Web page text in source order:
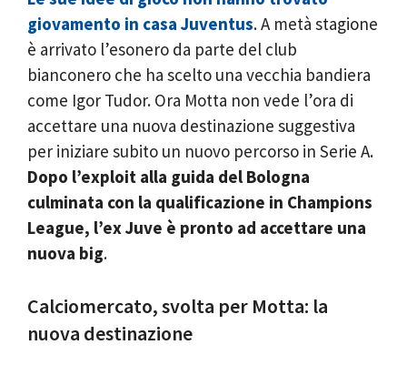
giovamento in casa Juventus. A metà stagione
è arrivato l’esonero da parte del club
bianconero che ha scelto una vecchia bandiera
come Igor Tudor. Ora Motta non vede l’ora di
accettare una nuova destinazione suggestiva
per iniziare subito un nuovo percorso in Serie A.
Dopo l’exploit alla guida del Bologna
culminata con la qualificazione in Champions
League, l’ex Juve è pronto ad accettare una
nuova big.
Calciomercato, svolta per Motta: la
nuova destinazione